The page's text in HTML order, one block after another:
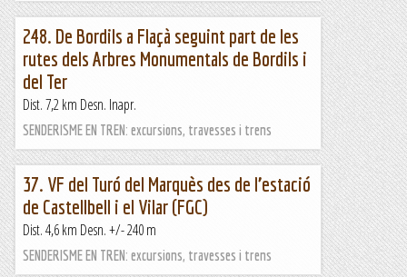
248. De Bordils a Flaçà seguint part de les
rutes dels Arbres Monumentals de Bordils i
del Ter
Dist. 7,2 km Desn. Inapr.
SENDERISME EN TREN: excursions, travesses i trens
37. VF del Turó del Marquès des de l’estació
de Castellbell i el Vilar (FGC)
Dist. 4,6 km Desn. +/- 240 m
SENDERISME EN TREN: excursions, travesses i trens